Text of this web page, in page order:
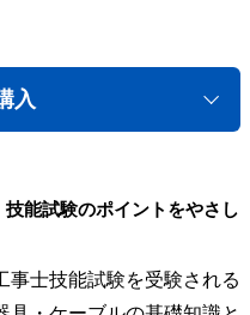
入
能試験のポイントをやさし
士技能試験を受験される